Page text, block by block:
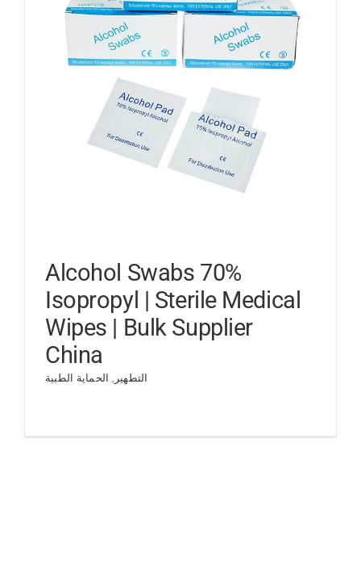
Alcohol Swabs 70%
Isopropyl | Sterile Medical
Wipes | Bulk Supplier
China
التطهير , الحماية الطبية